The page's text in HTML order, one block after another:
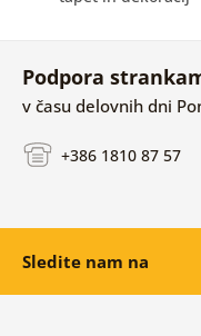
Podpora
v času delovnih dni
+386 1810 87 57
Sledite nam na